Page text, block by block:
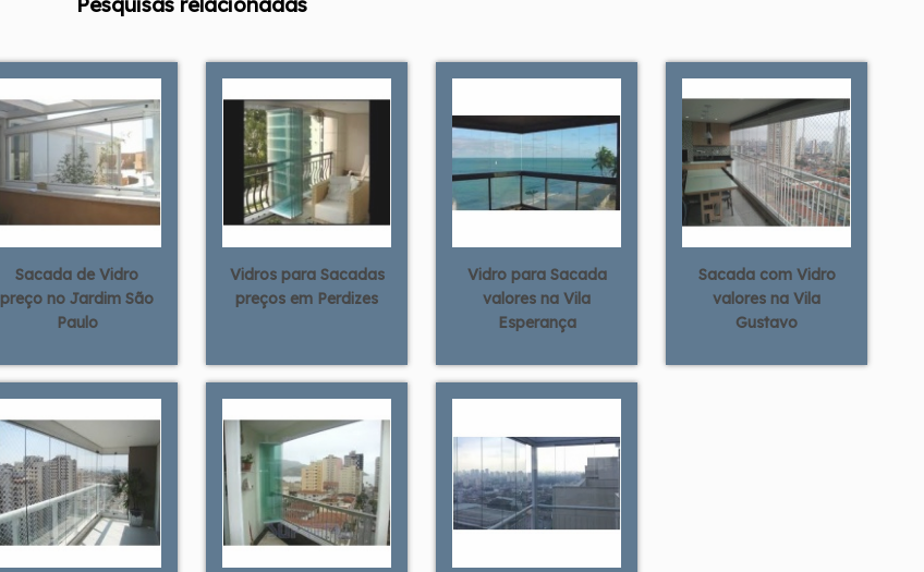
Sacada de Vidro
preço no Jardim São
Paulo
Vidros para Sacadas
preços em Perdizes
Vidro para Sacada
valores na Vila
Esperança
Sacada com Vidro
valores na Vila
Gustavo